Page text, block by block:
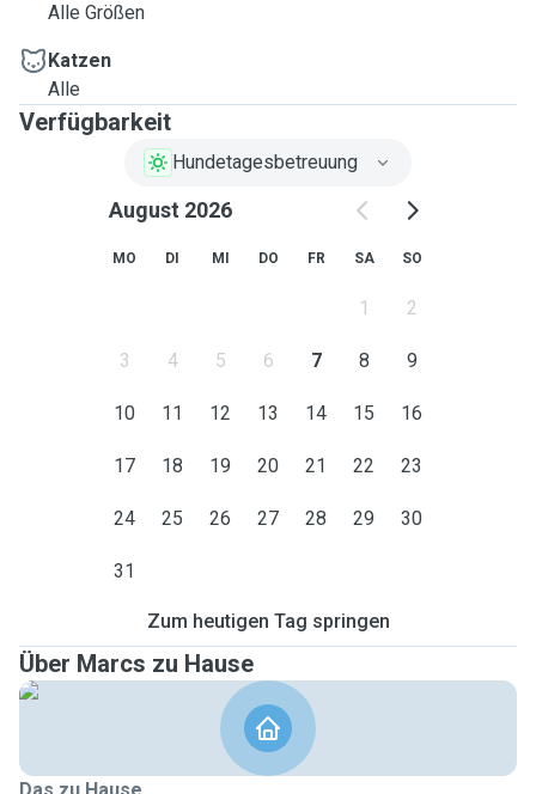
Alle Größen
Katzen
Alle
Verfügbarkeit
Hundetagesbetreuung
August 2026
MO DI MI DO FR SA SO
1 2
3 4 5 6 7 8 9
10 11 12 13 14 15 16
17 18 19 20 21 22 23
24 25 26 27 28 29 30
31
Zum heutigen Tag springen
Über Marcs zu Hause